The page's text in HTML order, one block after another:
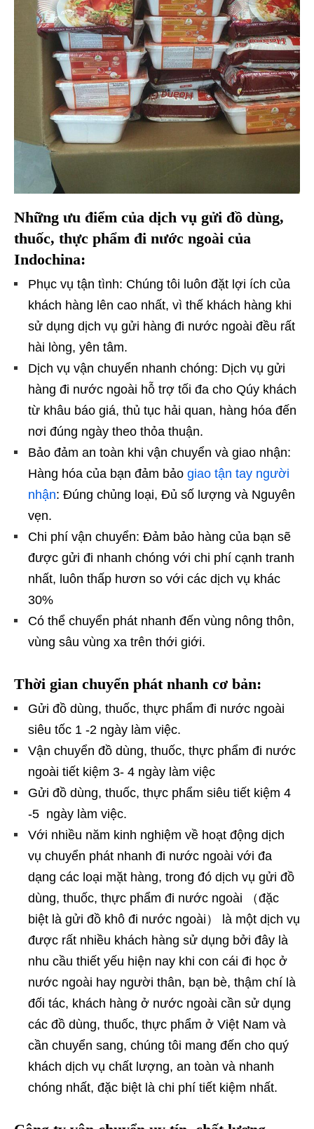
Những ưu điểm của dịch vụ gửi đồ dùng,
thuốc, thực phẩm đi nước ngoài của
Indochina:
Phục vụ tận tình: Chúng tôi luôn đặt lợi ích của
khách hàng lên cao nhất, vì thế khách hàng khi
sử dụng dịch vụ gửi hàng đi nước ngoài đều rất
hài lòng, yên tâm.
Dịch vụ vận chuyển nhanh chóng: Dịch vụ gửi
hàng đi nước ngoài hỗ trợ tối đa cho Qúy khách
từ khâu báo giá, thủ tục hải quan, hàng hóa đến
nơi đúng ngày theo thỏa thuận.
Bảo đảm an toàn khi vận chuyển và giao nhận:
Hàng hóa của bạn đảm bảo giao tận tay người
nhận: Đúng chủng loại, Đủ số lượng và Nguyên
vẹn.
Chi phí vận chuyển: Đảm bảo hàng của bạn sẽ
được gửi đi nhanh chóng với chi phí cạnh tranh
nhất, luôn thấp hươn so với các dịch vụ khác
30%
Có thể chuyển phát nhanh đến vùng nông thôn,
vùng sâu vùng xa trên thới giới.
Thời gian chuyển phát nhanh cơ bản:
Gửi đồ dùng, thuốc, thực phẩm đi nước ngoài
siêu tốc 1 -2 ngày làm việc.
Vận chuyển đồ dùng, thuốc, thực phẩm đi nước
ngoài tiết kiệm 3- 4 ngày làm việc
Gửi đồ dùng, thuốc, thực phẩm siêu tiết kiệm 4
-5 ngày làm việc.
Với nhiều năm kinh nghiệm về hoạt động dịch
vụ chuyển phát nhanh đi nước ngoài với đa
dạng các loại mặt hàng, trong đó dịch vụ gửi đồ
dùng, thuốc, thực phẩm đi nước ngoài （đặc
biệt là gửi đồ khô đi nước ngoài） là một dịch vụ
được rất nhiều khách hàng sử dụng bởi đây là
nhu cầu thiết yếu hiện nay khi con cái đi học ở
nước ngoài hay người thân, bạn bè, thậm chí là
đối tác, khách hàng ở nước ngoài cần sử dụng
các đồ dùng, thuốc, thực phẩm ở Việt Nam và
cần chuyển sang, chúng tôi mang đến cho quý
khách dịch vụ chất lượng, an toàn và nhanh
chóng nhất, đặc biệt là chi phí tiết kiệm nhất.